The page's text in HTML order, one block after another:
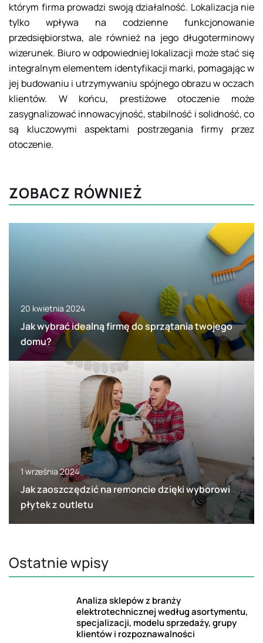
którym firma prowadzi swoją działalność. Lokalizacja nie
tylko wpływa na codzienne funkcjonowanie
przedsiębiorstwa, ale również na jego długoterminowy
wizerunek. Biuro w odpowiedniej lokalizacji może stać się
integralnym elementem identyfikacji marki, pomagając w
jej budowaniu i utrzymywaniu spójnego obrazu w oczach
klientów. W końcu, prestiżowe otoczenie może
zasygnalizować innowacyjność, stabilność i solidność, co
są kluczowymi aspektami postrzegania firmy przez
otoczenie.
ZOBACZ RÓWNIEŻ
20 kwietnia 2024
Jak wybrać idealną firmę do sprzątania twojego
domu?
1 września 2024
Jak zaoszczędzić na remoncie dzięki wyborowi
płytek z outletu
Ostatnie wpisy
Analiza sklepów z branży
elektrotechnicznej według asortymentu,
specjalizacji, modelu sprzedaży, grupy
klientów i rozpoznawalności